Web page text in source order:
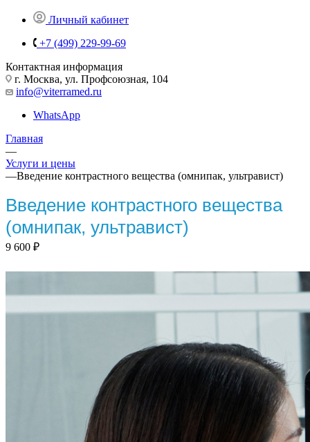
Личный кабинет
+7 (499) 229-99-69
Контактная информация
г. Москва, ул. Профсоюзная, 104
info@viterramed.ru
WhatsApp
Главная
—
Услуги и цены
—Введение контрастного вещества (омнипак, ультравист)
Введение контрастного вещества
(омнипак, ультравист)
9 600 ₽